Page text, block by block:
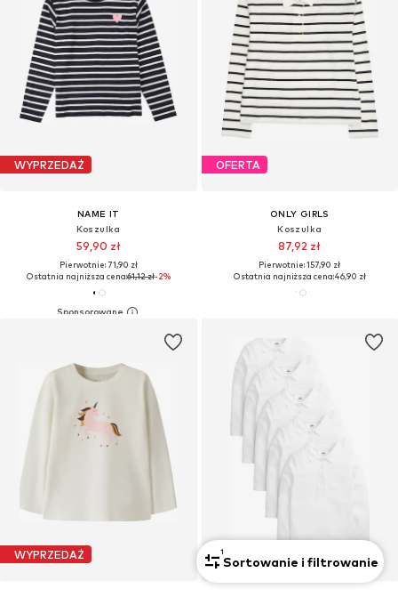
WYPRZEDAŻ
NAME IT
Koszulka
59,90 zł
Pierwotnie: 71,90 zł
Ostatnia najniższa cena:61,12 zł-2%
OFERTA
ONLY GIRLS
Koszulka
87,92 zł
Pierwotnie: 157,90 zł
Ostatnia najniższa cena:46,90 zł
WYPRZEDAŻ Pięciopak
1
Sortowanie i filtrowanie